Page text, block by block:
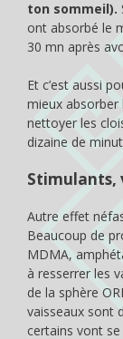
ton sommeil).
ont absorbé le
30 mn après
Et c’est aussi
mieux absorber
nettoyer les
dizaine de
Stimulants,
Autre effet
Beaucoup de
MDMA,
à resserrer les
de la sphère
vaisseaux sont
certains vont